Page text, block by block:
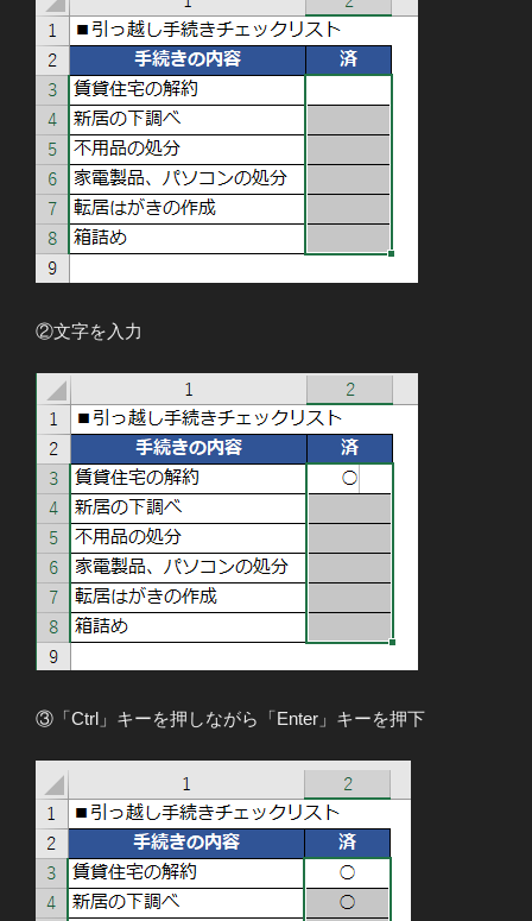
②文字を入力
③「Ctrl」キーを押しながら「Enter」キーを押下